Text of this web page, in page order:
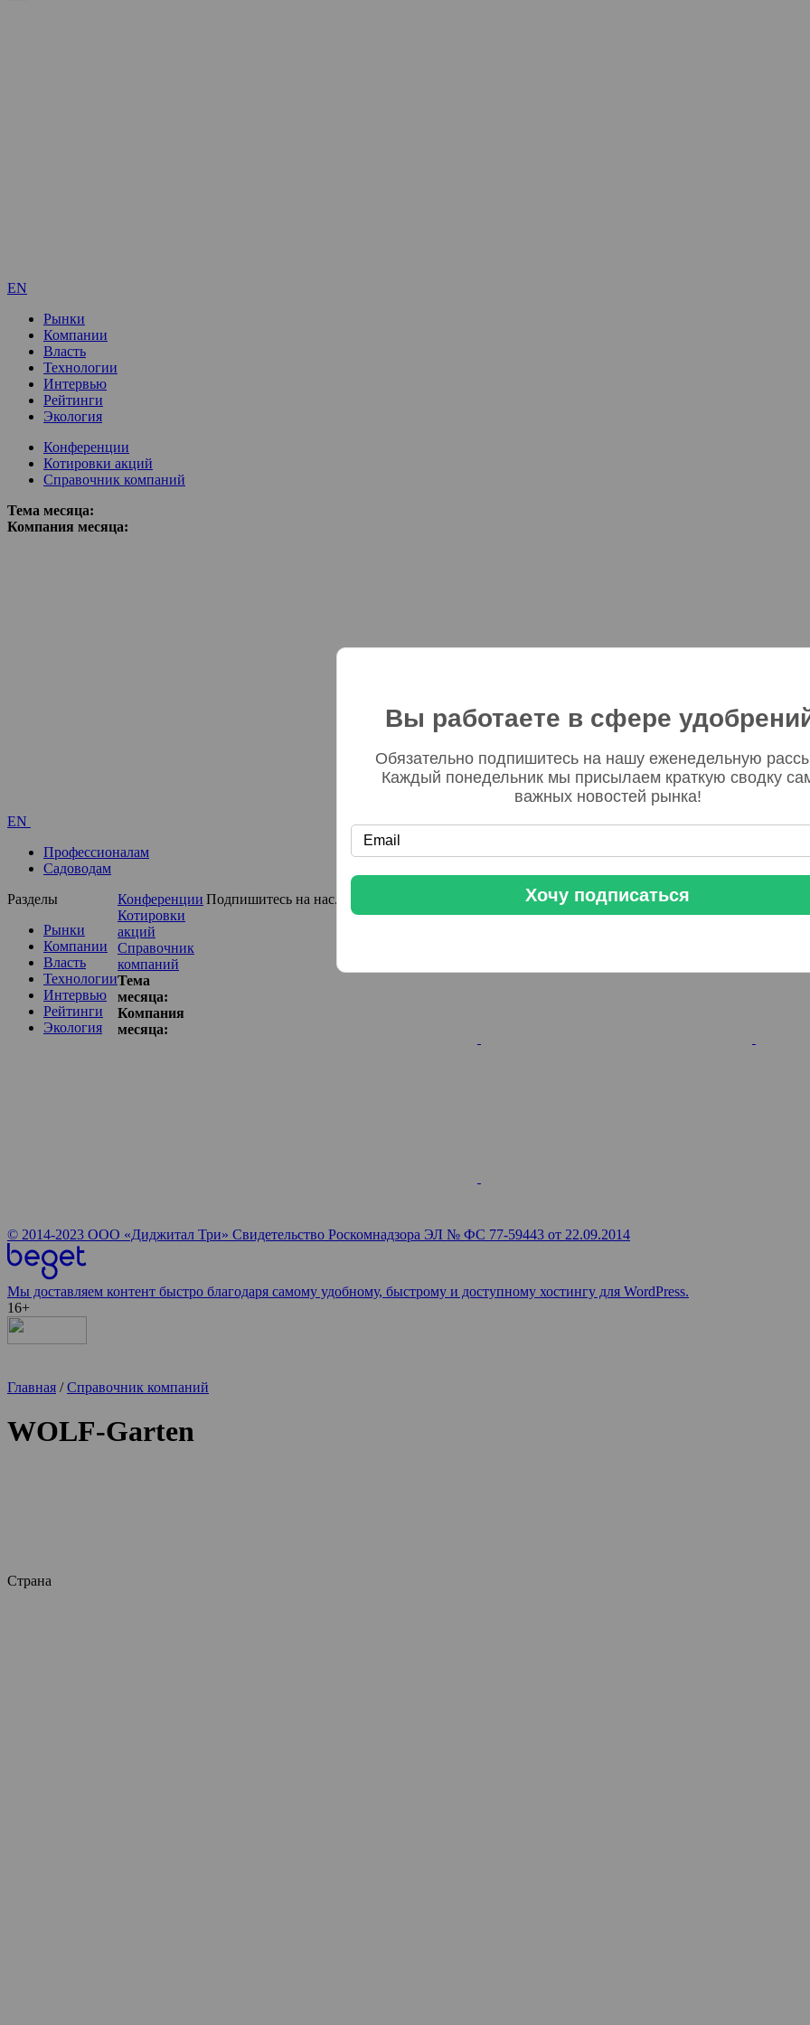
EN
Рынки
Компании
Власть
Технологии
Интервью
Рейтинги
Экология
Конференции
Котировки акций
Справочник компаний
Тема месяца:
Компания месяца:
EN
Профессионалам
Садоводам
Разделы
Рынки
Компании
Власть
Технологии
Интервью
Рейтинги
Экология
Конференции
Котировки
акций
Справочник
компаний
Тема
месяца:
Компания
месяца:
Подпишитесь на нас...
© 2014-2023 ООО «Диджитал Три» Свидетельство Роскомнадзора ЭЛ № ФС 77-59443 от 22.09.2014
Мы доставляем контент быстро благодаря самому удобному, быстрому и доступному хостингу для WordPress.
16+
Главная / Справочник компаний
WOLF-Garten
Страна
Вы работаете в сфере
Обязательно подпишитесь на нашу еженедельную
Каждый понедельник мы присылаем краткую сводку
важных новостей рынка!
Хочу подписаться